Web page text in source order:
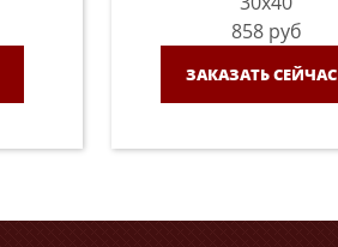
858 руб
ЗАКАЗАТЬ СЕЙЧАС